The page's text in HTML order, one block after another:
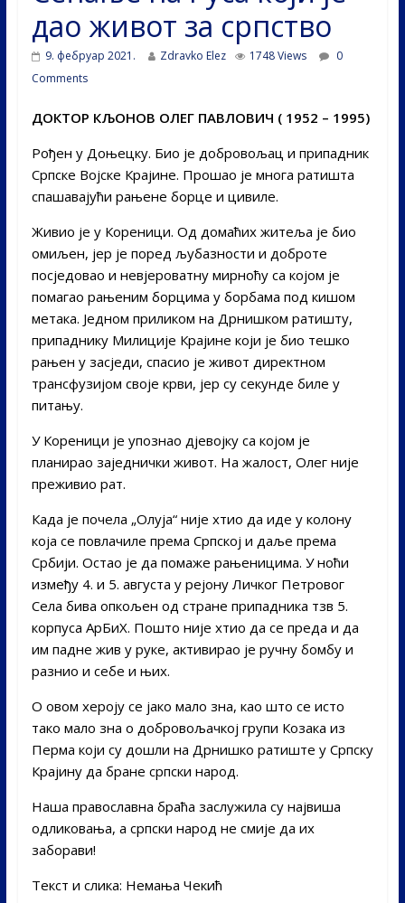
дао живот за српство
9. фебруар 2021. Zdravko Elez 1748 Views
0
Comments
ДОКТОР КЉОНОВ ОЛЕГ ПАВЛОВИЧ ( 1952 – 1995)
Рођен у Доњецку. Био је добровољац и припадник
Српске Војске Крајине. Прошао је многа ратишта
спашавајући рањене борце и цивиле.
Живио је у Кореници. Oд домаћих житеља је био
омиљен, јер је поред љубазности и доброте
посједовао и невјероватну мирноћу са којом је
помагао рањеним борцима у борбама под кишом
метака. Једном приликом на Дрнишком ратишту,
припаднику Милиције Крајине који је био тешко
рањен у засједи, спасио је живот директном
трансфузијом своје крви, јер су секунде биле у
питању.
У Кореници је упознао дјевојку са којом је
планирао заједнички живот. На жалост, Олег није
преживио рат.
Када је почела „Олуја“ није хтио да иде у колону
која се повлачиле према Српској и даље према
Србији. Остао је да помаже рањеницима. У ноћи
између 4. и 5. августа у рејону Личког Петровог
Села бива опкољен од стране припадника тзв 5.
корпуса АрБиХ. Пошто није хтио да се преда и да
им падне жив у руке, активирао је ручну бомбу и
разнио и себе и њих.
О овом хероју се јако мало зна, као што се исто
тако мало зна о добровољачкој групи Козака из
Перма који су дошли на Дрнишко ратиште у Српску
Крајину да бране српски народ.
Наша православна браћа заслужила су највиша
одликовања, а српски народ не смије да их
заборави!
Текст и слика: Немања Чекић